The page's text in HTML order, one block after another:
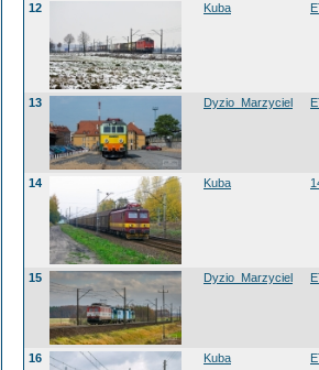
12 Kuba
13 Dyzio_Marzyciel
14 Kuba
15 Dyzio_Marzyciel
16 Kuba